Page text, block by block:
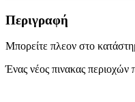
Περιγραφή
Μπορείτε πλεον στο
Ένας νέος πινακας περιοχών